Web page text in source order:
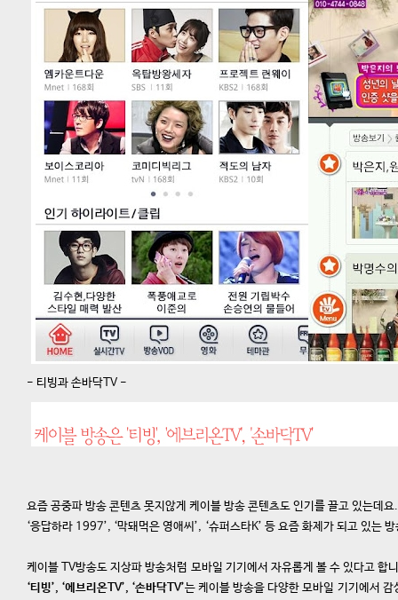
- 티빙과 손바닥TV -
요즘 공중파 방송 콘텐츠 못지않게 케이블 방송 콘텐츠도 인기를 끌고 있는데요.
‘응답하라 1997’, ‘막돼먹은 영애씨’, ‘슈퍼스타K’ 등 요즘 화제가 되고 있는
케이블 TV방송도 지상파 방송처럼 모바일 기기에서 자유롭게 볼 수 있다고 합
‘티빙’, ‘에브리온TV’, ‘손바닥TV’는 케이블 방송을 다양한 모바일 기기에서